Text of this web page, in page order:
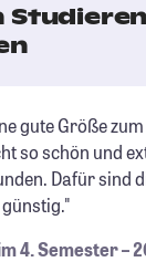
gute Größe
so schön und
Dafür sind
4. Semester –